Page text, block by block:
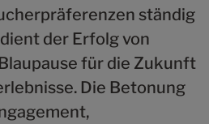
ständig
der Erfolg von
für die Zukunft
Die Betonung